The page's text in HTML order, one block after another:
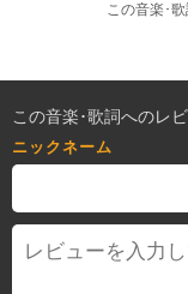
この音楽･
この音楽･歌詞へのレ
ニックネーム